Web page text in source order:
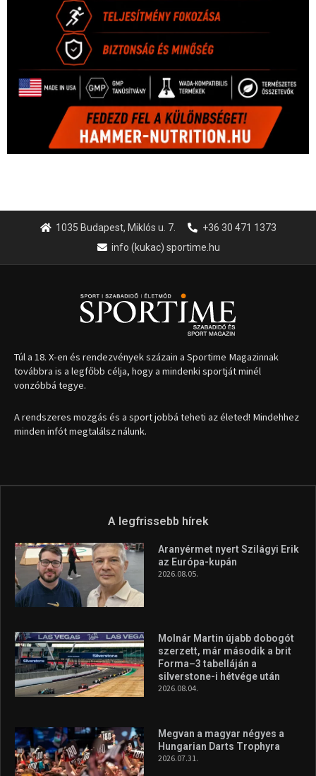
1035 Budapest, Miklós u. 7.
+36 30 471 1373
info (kukac) sportime.hu
Túl a 18. X-en és rendezvények százain a Sportime Magazinnak
továbbra is a legfőbb célja, hogy a mindenki sportját minél
vonzóbbá tegye.
A rendszeres mozgás és a sport jobbá teheti az életed! Mindehhez
minden infót megtalálsz nálunk.
A legfrissebb hírek
Aranyérmet nyert Szilágyi Erik
az Európa-kupán
2026.08.05.
Molnár Martin újabb dobogót
szerzett, már második a brit
Forma–3 tabelláján a
silverstone-i hétvége után
2026.08.04.
Megvan a magyar négyes a
Hungarian Darts Trophyra
2026.07.31.